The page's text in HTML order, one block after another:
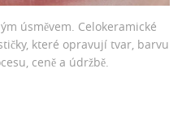
úsměvem. Celokeramické
které opravují tvar, barvu
ceně a údržbě.